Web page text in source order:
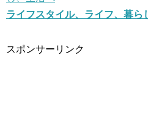
ライフスタイル、ライフ、暮ら
スポンサーリンク